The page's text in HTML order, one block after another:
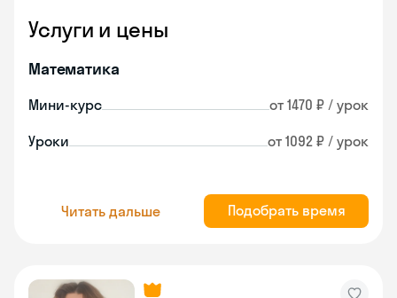
Услуги и цены
Математика
Мини-курс от 1470 ₽ / урок
Уроки от 1092 ₽ / урок
Читать дальше Подобрать время